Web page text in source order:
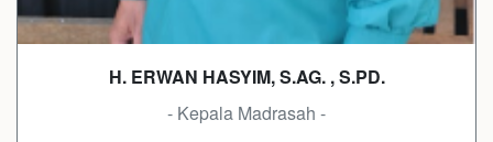
H. ERWAN HASYIM, S.AG. , S.PD.
- Kepala Madrasah -